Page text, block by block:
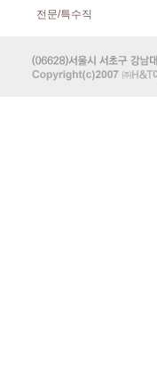
전문/특수직